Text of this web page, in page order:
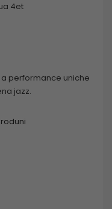
4et
performance uniche
jazz.